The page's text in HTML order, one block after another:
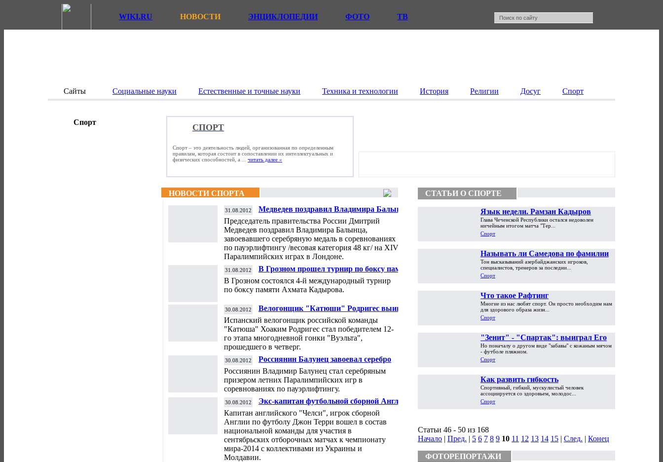
WIKI.RU НОВОСТИ ЭНЦИКЛОПЕДИИ ФОТО ТВ
Сайты Социальные науки Естественные и точные науки Техника и технологии История Религии Досуг Спорт
Спорт
СПОРТ
Спорт – это деятельность людей, организованная по определенным
правилам, которая состоит в сопоставлении их интеллектуальных и
физических способностей, а ... читать далее »
НОВОСТИ СПОРТА
31.08.2012
Медведев поздравил Владимира Балынца,
завоевавшего серебряную медаль в
соревнованиях по пауэрлифтингу
Председатель правительства России Дмитрий
Медведев поздравил Владимира Балынца,
завоевавшего серебряную медаль в соревнованиях
по пауэрлифтингу /весовая категория 48 кг/ на ХIV
Паралимпийских играх в Лондоне.
31.08.2012
В Грозном прошел турнир по боксу памяти
Ахмата Кадырова
В Грозном состоялся 4-й международный турнир
по боксу памяти Ахмата Кадырова.
30.08.2012
Велогонщик "Катюши" Родригес выиграл
12-й этап "Вуэльты"
Испанский велогонщик российской команды
"Катюша" Хоаким Родригес стал победителем 12-
го этапа многодневной гонки "Вуэльта",
прошедшего в четверг.
30.08.2012
Россиянин Балунец завоевал серебро
Паралимпиады в пауэрлифтинге
Россиянин Владимир Балунец стал серебряным
призером летних Паралимпийских игр в
соревнованиях по пауэрлифтингу.
30.08.2012
Экс-капитан футбольной сборной Англии
Джон Терри вновь вызван в состав
национальной команды
Капитан английского "Челси", игрок сборной
Англии по футболу Джон Терри вошел в состав
национальной команды для участия в
сентябрьских отборочных матчах к чемпионату
мира-2014 с коллективами из Украины и
Молдавии.
СТАТЬИ О СПОРТЕ
Язык недели. Рамзан Кадыров
Глава Чеченской Республики остался недоволен
ничейным итогом матча "Тер...
Спорт
Называть ли Самедова по фамилии?
Тон высказываний азербайджанских игроков,
специалистов, тренеров за последни...
Спорт
Что такое Рафтинг
Многие из нас любят спорт. Он просто необходим нам
для здорового образа жизн...
Спорт
"Зенит" - "Спартак": выиграл Его
Величество футбол
Но поначалу о другом виде "забавы" с кожаным мячом
- футболе пляжном.
Спорт
Как развить гибкость
Спортивный, гибкий, мускулистый человек
ассоциируется со здоровьем, молодос...
Спорт
Статьи 46 - 50 из 168
Начало | Пред. | 5 6 7 8 9 10 11 12 13 14 15 | След. | Конец
ФОТОРЕПОРТАЖИ